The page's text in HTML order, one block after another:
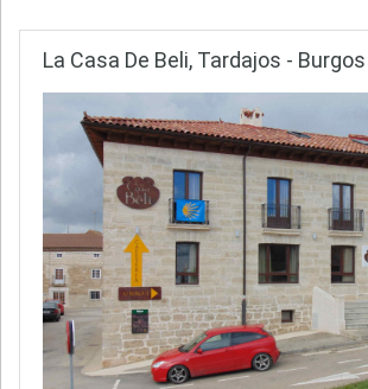
La Casa De Beli, Tardajos - Burgos